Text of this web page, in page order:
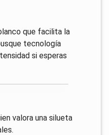
que facilita la
tecnología
si esperas
valora una silueta